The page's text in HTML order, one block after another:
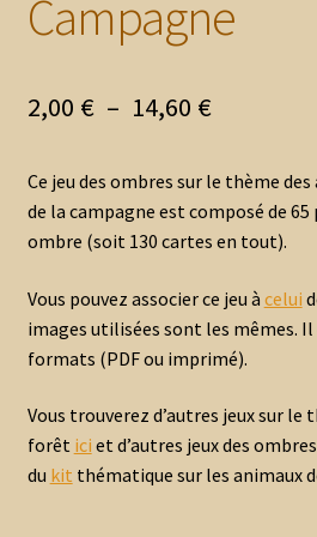
Campagne
2,00 € – 14,60 €Plage
prix :
2,00 €
14,60 €
Ce jeu des ombres sur le thème
de la campagne est composé de
ombre (soit 130 cartes en tout).
Vous pouvez associer ce jeu à celui
images utilisées sont les mêmes.
formats (PDF ou imprimé).
Vous trouverez d’autres jeux sur le
forêt ici et d’autres jeux des ombres
du kit thématique sur les animaux